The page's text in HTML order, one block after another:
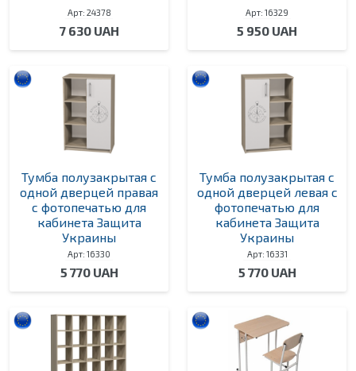
Арт: 24378
7 630 UAH
Арт: 16329
5 950 UAH
Тумба полузакрытая с
одной дверцей правая
с фотопечатью для
кабинета Защита
Украины
Арт: 16330
5 770 UAH
Тумба полузакрытая с
одной дверцей левая с
фотопечатью для
кабинета Защита
Украины
Арт: 16331
5 770 UAH